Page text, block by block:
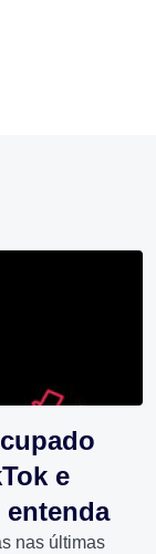
e
entenda
nas últimas